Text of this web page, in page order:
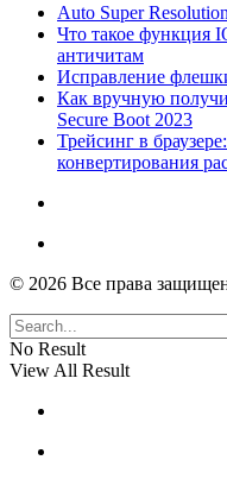
Auto Super
Что такое функция
античитам
Исправление
Как вручную
Secure Boot 2023
Трейсинг в
конвертирования
© 2026 Все права
No Result
View All Result